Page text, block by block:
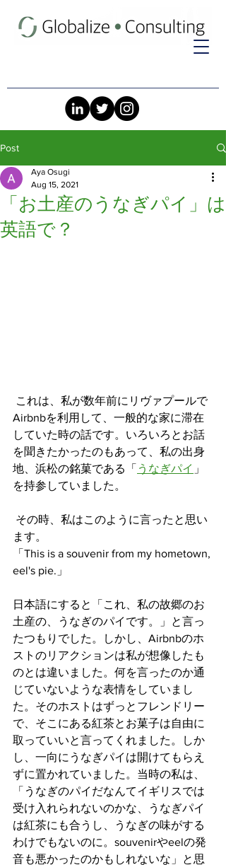
Post
「お土産のうなぎパイ」は
英語で？
Aya Osugi
Aug 15, 2021
Airbnbを利用して、一般的な家に滞在
していた時の話です。いろいろとお話
を聞きたかったのもあって、私の出身
地、浜松の銘菓である「 うなぎパイ 」
を持参していました。
ます。
「This is a souvenir from my hometown,
eel's pie.」
日本語にすると「これ、私の故郷のお
土産の、うなぎのパイです。」と言っ
たつもりでした。しかし、Airbnbのホ
ストのリアクションは私が想像したも
のとは違いました。何を言ったのか通
じていないような表情をしていまし
た。そのホストはずっとフレンドリー
で、そこにある紅茶とお菓子は自由に
取っていいと言ってくれました。しか
し、一向にうなぎパイは開けてもらえ
ずに置かれていました。当時の私は、
「うなぎのパイだなんてイギリスでは
受け入れられないのかな、うなぎパイ
は紅茶にも合うし、うなぎの味がする
わけでもないのに。souvenirやeelの発
音も悪かったのかもしれないな」と思